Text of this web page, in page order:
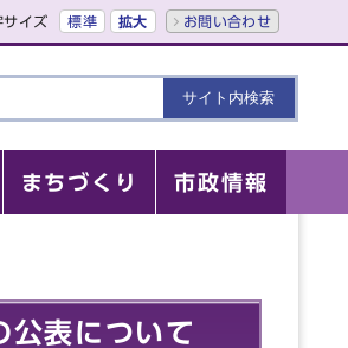
サイズ 標準 拡大 お問い合わせ
まちづくり 市政情報
公表について